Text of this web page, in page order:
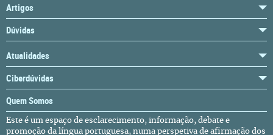
Artigos
Dúvidas
Atualidades
Ciberdúvidas
Quem Somos
Este é um espaço de esclarecimento, informação, debate e
promoção da língua portuguesa, numa perspetiva de afirmação dos